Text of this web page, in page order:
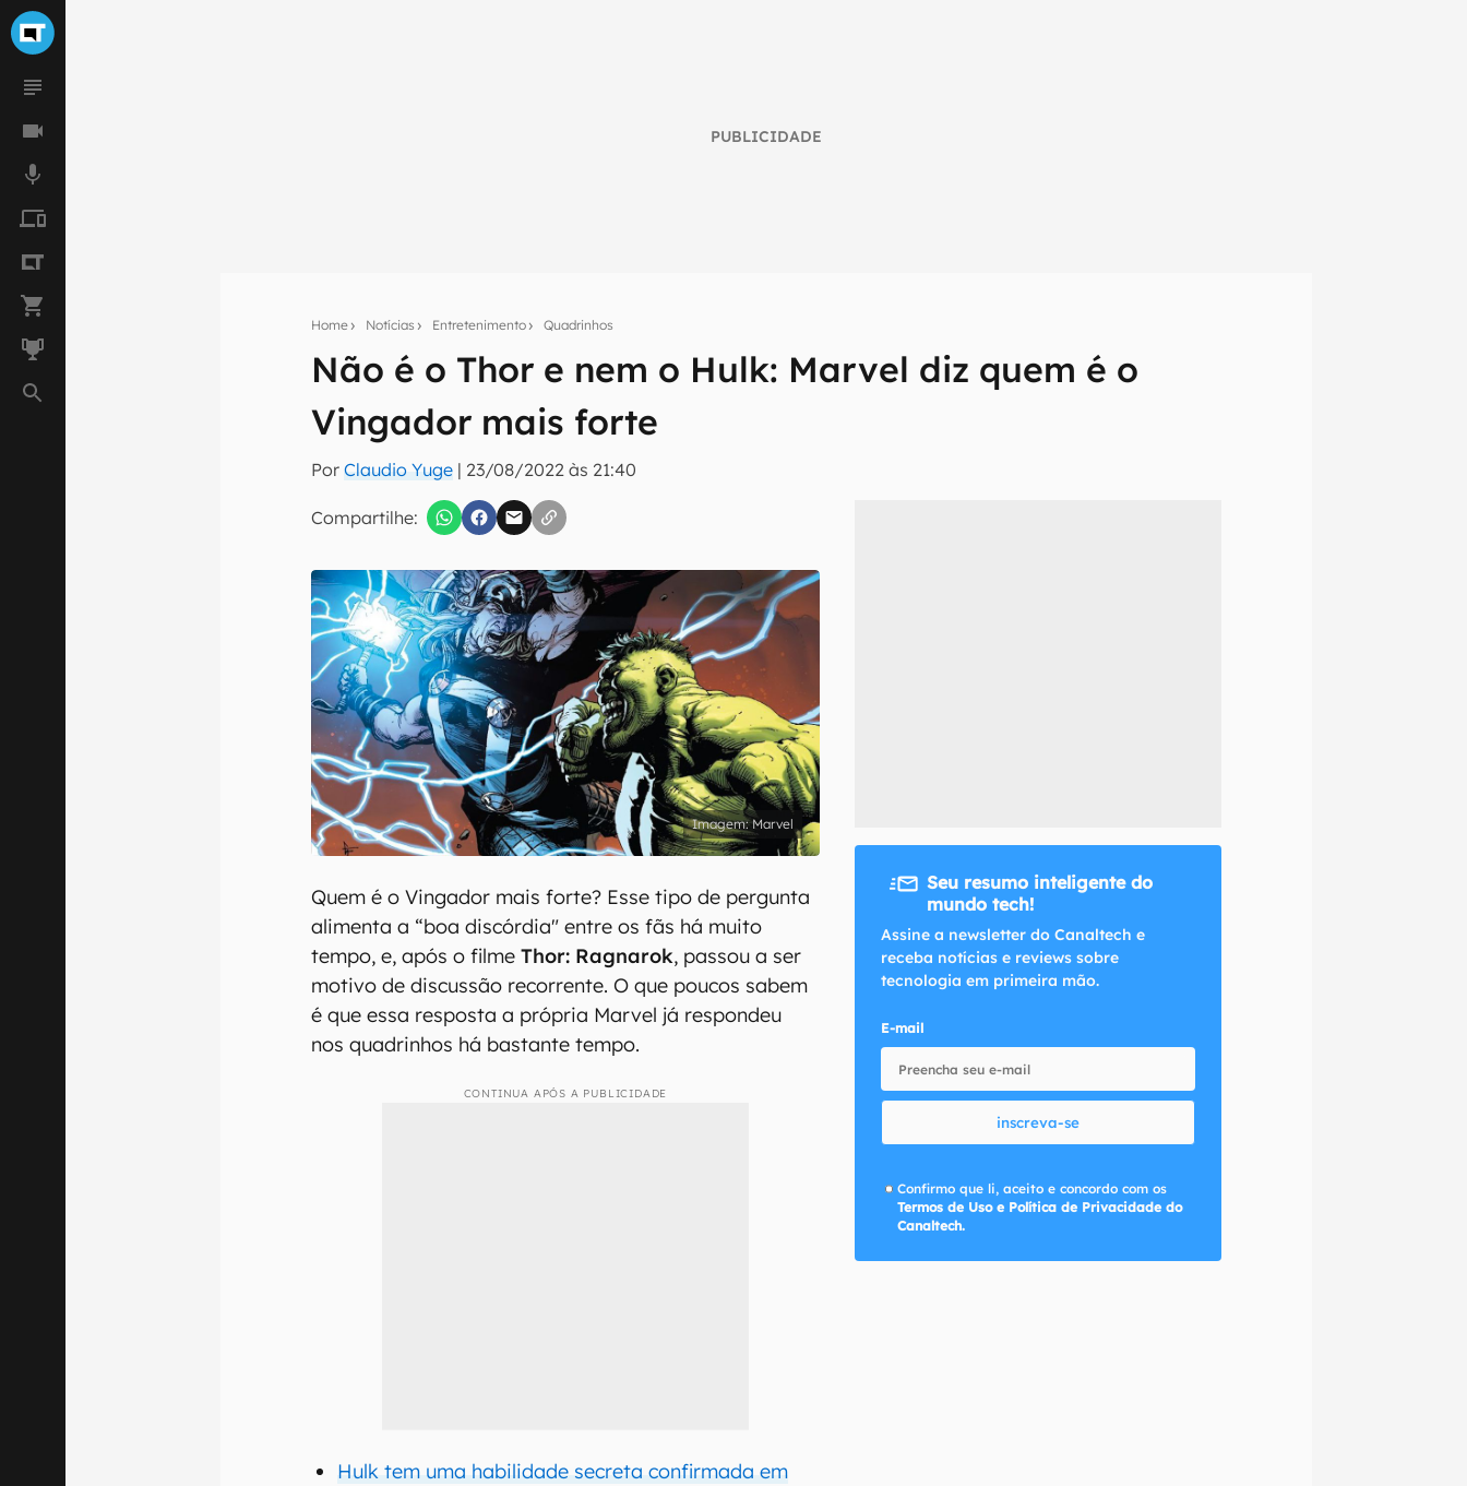
PUBLICIDADE
Home Notícias Entretenimento Quadrinhos
Não é o Thor e nem o Hulk: Marvel diz quem é o
Vingador mais forte
PorClaudio Yuge | 23/08/2022 às 21:40
Compartilhe:
Assine a newsletter do Canaltech e receba notícias e reviews sobre tecnologia em primeira
E-mail
Confirmo que li, aceito e concordo com os Termos de Uso e Política de Privacidade do Canaltech.
Marvel
Quem é o Vingador mais forte? Esse tipo de pergunta
alimenta a “boa discórdia" entre os fãs há muito
tempo, e, após o filmeThor: Ragnarok, passou a ser
motivo de discussão recorrente. O que poucos sabem
é que essa resposta a própria Marvel já respondeu
nos quadrinhos há bastante tempo.
CONTINUA APÓS A PUBLICIDADE
Hulk tem uma habilidade secreta confirmada em
Seu resumo inteligente do
mundo tech!
Assine a newsletter do Canaltech e
receba notícias e reviews sobre
tecnologia em primeira mão.
E-mail
inscreva-se
Confirmo que li, aceito e concordo com os
Termos de Uso e Política de Privacidade do
Canaltech.